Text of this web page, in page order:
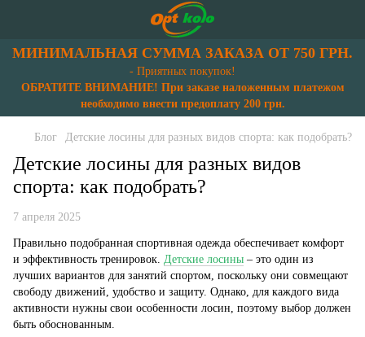
МИНИМАЛЬНАЯ СУММА ЗАКАЗА ОТ 750 ГРН.
- Приятных покупок!
ОБРАТИТЕ ВНИМАНИЕ! При заказе наложенным платежом
необходимо внести предоплату 200 грн.
Блог Детские лосины для разных видов спорта: как подобрать?
Детские лосины для разных видов
спорта: как подобрать?
7 апреля 2025
Правильно подобранная спортивная одежда обеспечивает комфорт
и эффективность тренировок. Детские лосины – это один из
лучших вариантов для занятий спортом, поскольку они совмещают
свободу движений, удобство и защиту. Однако, для каждого вида
активности нужны свои особенности лосин, поэтому выбор должен
быть обоснованным.